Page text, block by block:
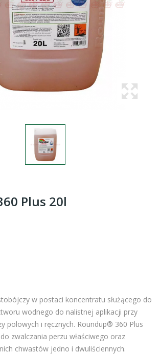
Plus 20l
w postaci koncentratu służącego do
wodnego do nalistnej aplikacji przy
polowych i ręcznych. Roundup® 360 Plus
zwalczania perzu właściwego oraz
chwastów jedno i dwuliściennych.